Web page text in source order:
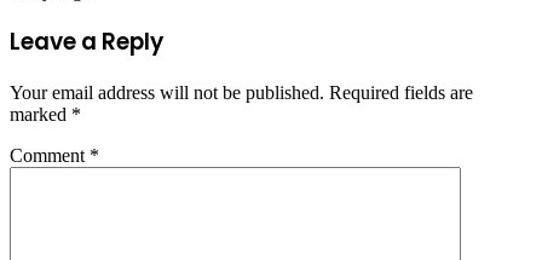
Leave a Reply
Your email address will not be published. Required fields are
marked *
Comment *